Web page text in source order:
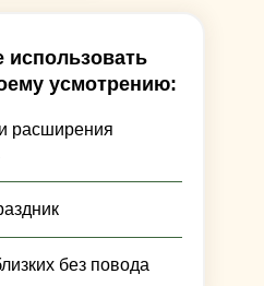
усмотрению:
расширения
без повода